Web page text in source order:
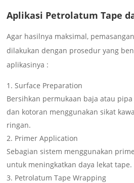
Aplikasi Petrolatum Tape
Agar hasilnya maksimal,
dilakukan dengan prosedur yang
aplikasinya :
Surface Preparation
Bersihkan permukaan baja atau
dan kotoran menggunakan sikat
ringan.
Primer Application
Sebagian sistem menggunakan
untuk meningkatkan daya lekat tape.
Petrolatum Tape Wrapping